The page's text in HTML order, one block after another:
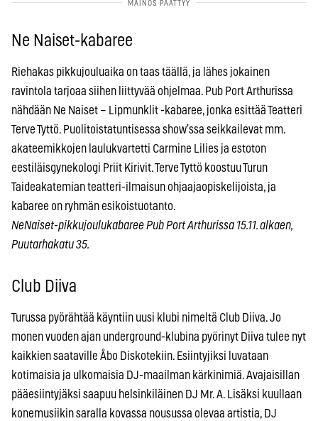
Ne Naiset-kabaree
Riehakas pikkujouluaika on taas täällä, ja lähes jokainen
ravintola tarjoaa siihen liittyvää ohjelmaa. Pub Port Arthurissa
nähdään Ne Naiset – Lipmunklit -kabaree, jonka esittää Teatteri
Terve Tyttö. Puolitoistatuntisessa show’ssa seikkailevat mm.
akateemikkojen laulukvartetti Carmine Lilies ja estoton
eestiläisgynekologi Priit Kirivit. Terve Tyttö koostuu Turun
Taideakatemian teatteri-ilmaisun ohjaajaopiskelijoista, ja
kabaree on ryhmän esikoistuotanto.
NeNaiset-pikkujoulukabaree Pub Port Arthurissa 15.11. alkaen,
Puutarhakatu 35.
Club Diiva
Turussa pyörähtää käyntiin uusi klubi nimeltä Club Diiva. Jo
monen vuoden ajan underground-klubina pyörinyt Diiva tulee nyt
kaikkien saataville Åbo Diskotekiin. Esiintyjiksi luvataan
kotimaisia ja ulkomaisia DJ-maailman kärkinimiä. Avajaisillan
pääesiintyjäksi saapuu helsinkiläinen DJ Mr. A. Lisäksi kuullaan
konemusiikin saralla kovassa nousussa olevaa artistia, DJ